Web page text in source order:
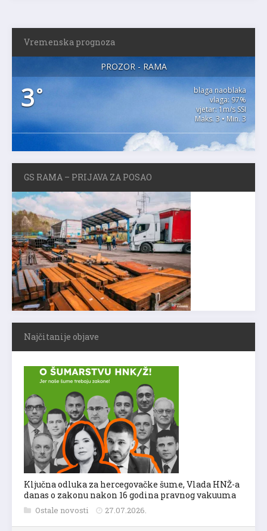
Vremenska prognoza
PROZOR - RAMA
3°
blaga naoblaka
vlaga: 97%
vjetar: 1m/s SSI
Maks. 3 • Min. 3
GS RAMA – PRIJAVA ZA POSAO
Najčitanije objave
Ključna odluka za hercegovačke šume, Vlada HNŽ-a
danas o zakonu nakon 16 godina pravnog vakuuma
Ostale novosti 27.07.2026.